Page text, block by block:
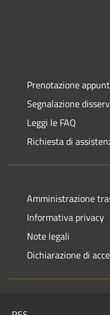
Prenotazione
Segnalazione
Leggi le FAQ
Richiesta di
Amministrazione
Informativa privacy
Note legali
Dichiarazione di